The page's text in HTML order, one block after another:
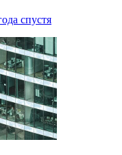
спустя